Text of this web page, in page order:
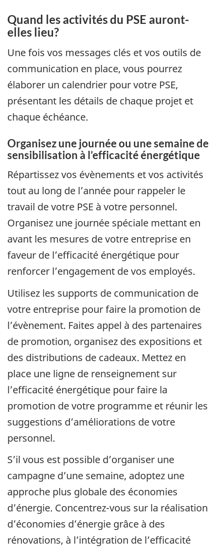
Quand les activités du PSE auront-
elles lieu?
Une fois vos messages clés et vos outils de
communication en place, vous pourrez
élaborer un calendrier pour votre PSE,
présentant les détails de chaque projet et
chaque échéance.
Organisez une journée ou une semaine de
sensibilisation à l’efficacité énergétique
Répartissez vos évènements et vos activités
tout au long de l’année pour rappeler le
travail de votre PSE à votre personnel.
Organisez une journée spéciale mettant en
avant les mesures de votre entreprise en
faveur de l’efficacité énergétique pour
renforcer l’engagement de vos employés.
Utilisez les supports de communication de
votre entreprise pour faire la promotion de
l’évènement. Faites appel à des partenaires
de promotion, organisez des expositions et
des distributions de cadeaux. Mettez en
place une ligne de renseignement sur
l’efficacité énergétique pour faire la
promotion de votre programme et réunir les
suggestions d’améliorations de votre
personnel.
S’il vous est possible d’organiser une
campagne d’une semaine, adoptez une
approche plus globale des économies
d’énergie. Concentrez-vous sur la réalisation
d’économies d’énergie grâce à des
rénovations, à l’intégration de l’efficacité